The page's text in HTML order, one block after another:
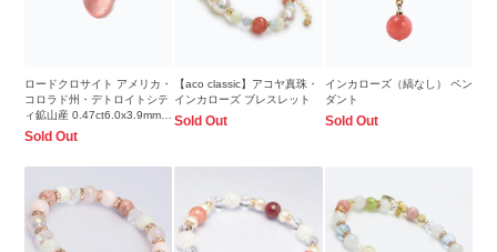
ロードクロサイト アメリカ・
コロラド州・デトロイトシテ
ィ鉱山産 0.47ct6.0x3.9mm前
後
Sold Out
【aco classic】アコヤ真珠・
インカローズ ブレスレット
Sold Out
インカローズ（縞なし） ペン
ダント
Sold Out